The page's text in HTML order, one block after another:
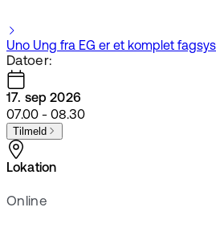
Uno Ung fra EG er et komplet
Datoer:
17. sep 2026
07.00 - 08.30
Tilmeld
Lokation
Online